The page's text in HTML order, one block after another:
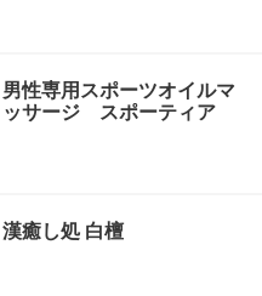
男性専用スポーツオイルマ
ッサージ スポーティア
漢癒し処 白檀